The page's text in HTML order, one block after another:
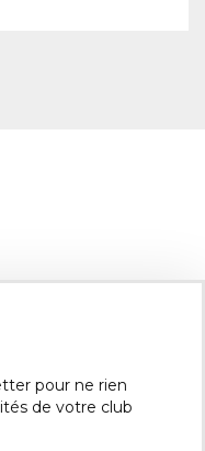
pour ne rien
de votre club